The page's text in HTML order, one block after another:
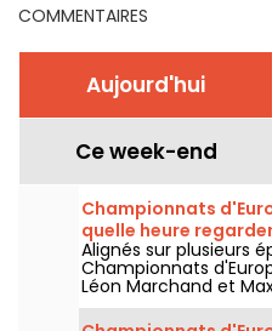
COMMENTAIRES
Aujourd'hui
Ce week-end
Championnats
quelle heure
Maxime Grousset ?
Alignés sur plusieurs
Championnats
Léon Marchand et
comptent parmi les
médailles tricolores.